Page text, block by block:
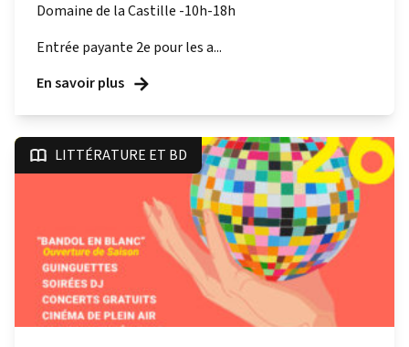
Domaine de la Castille -10h-18h
Entrée payante 2e pour les a...
En savoir plus
LITTÉRATURE ET BD